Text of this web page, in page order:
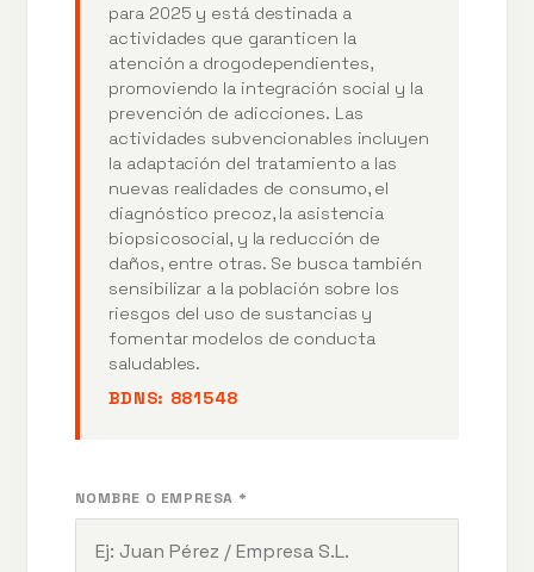
para 2025 y está destinada a
actividades que garanticen la
atención a drogodependientes,
promoviendo la integración social y la
prevención de adicciones. Las
actividades subvencionables incluyen
la adaptación del tratamiento a las
nuevas realidades de consumo, el
diagnóstico precoz, la asistencia
biopsicosocial, y la reducción de
daños, entre otras. Se busca también
sensibilizar a la población sobre los
riesgos del uso de sustancias y
fomentar modelos de conducta
saludables.
BDNS: 881548
NOMBRE O EMPRESA *